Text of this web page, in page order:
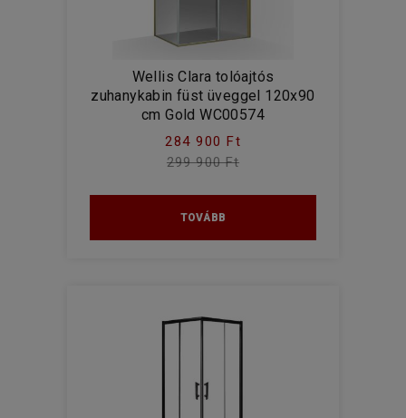
Wellis Clara tolóajtós
zuhanykabin füst üveggel 120x90
cm Gold WC00574
284 900 Ft
299 900 Ft
TOVÁBB